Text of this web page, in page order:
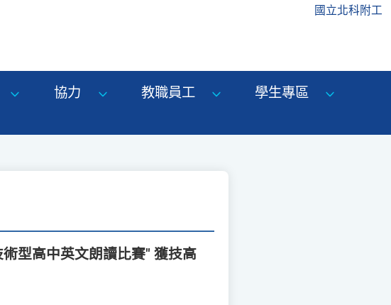
國立北科附工
協力 教職員工
學生專區
型高中英文朗讀比賽" 獲技高